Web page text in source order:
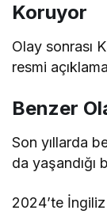
Koruyor
Olay sonrası
resmi
Benzer
Son yıllarda
da yaşandığı
2024’te